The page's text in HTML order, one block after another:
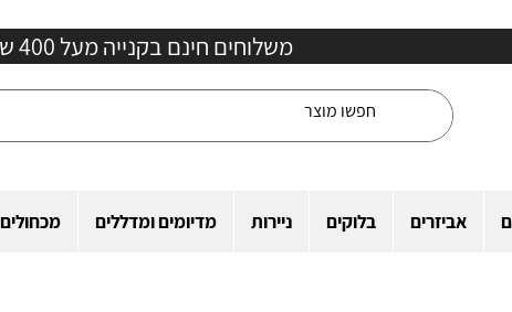
משלוחים חינם בקנייה מעל 400 ש"ח
אביזרים בלוקים ניירות מדיומים ומדללים מכחולים